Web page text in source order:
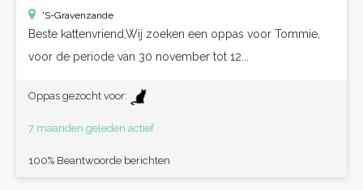
'S-Gravenzande
Beste kattenvriend,Wij zoeken een oppas voor Tommie,
voor de periode van 30 november tot 12...
Oppas gezocht voor:
7 maanden geleden actief
100% Beantwoorde berichten